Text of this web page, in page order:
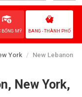
BỔNG MỸ BANG - THÀNH PHỐ
York New Lebanon
New York,